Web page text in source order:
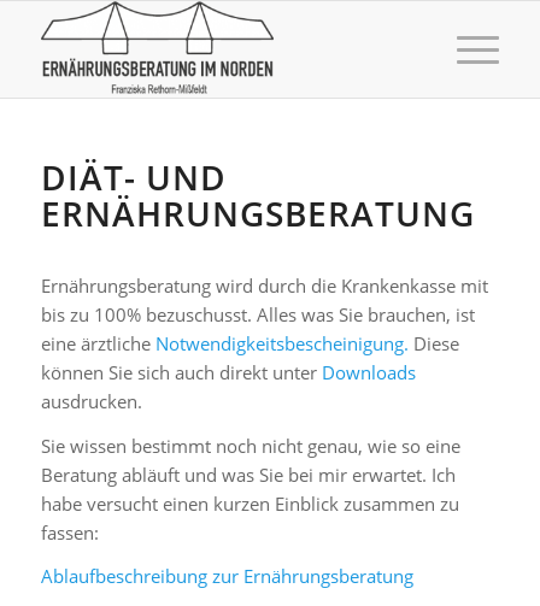
DIÄT- UND
ERNÄHRUNGSBERATUNG
Ernährungsberatung wird durch die Krankenkasse mit
bis zu 100% bezuschusst. Alles was Sie brauchen, ist
eine ärztliche Notwendigkeitsbescheinigung. Diese
können Sie sich auch direkt unter Downloads
ausdrucken.
Sie wissen bestimmt noch nicht genau, wie so eine
Beratung abläuft und was Sie bei mir erwartet. Ich
habe versucht einen kurzen Einblick zusammen zu
fassen:
Ablaufbeschreibung zur Ernährungsberatung